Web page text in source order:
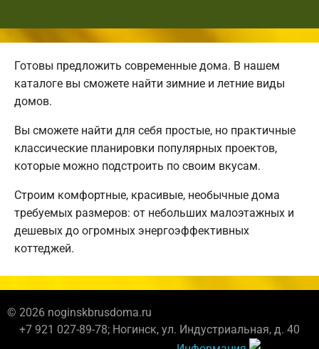
Готовы предложить современные дома. В нашем
каталоге вы сможете найти зимние и летние виды
домов.
Вы сможете найти для себя простые, но практичные
классические планировки популярных проектов,
которые можно подстроить по своим вкусам.
Строим комфортные, красивые, необычные дома
требуемых размеров: от небольших малоэтажных и
дешевых до огромных энергоэффективных
коттеджей.
© 2026 noginskbrusdoma.ru
+7 921 027-89-78; Ногинск, ул. Индустриальная, д. 40